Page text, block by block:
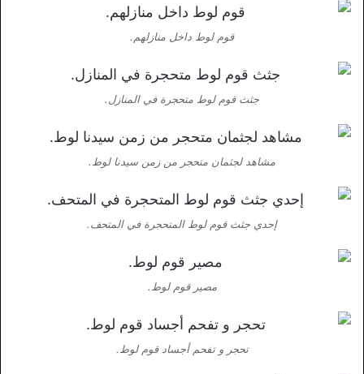
قوم لوط داخل منازلهم.
جثث قوم لوط متحجرة في المنازل.
مشاهد لجثمان متحجر من زمن سيدنا لوط.
إحدي جثث قوم لوط المتحجرة في المتحف.
مصير قوم لوط.
تحجر و تفحم أجساد قوم لوط.